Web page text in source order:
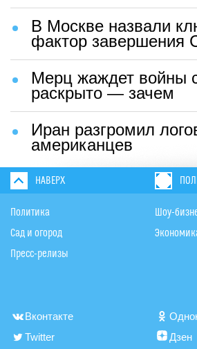
В Москве назвали
фактор завершения
Мерц жаждет войны
раскрыто — зачем
Иран разгромил
американцев
НАВЕРХ
Политика
Сад и огород
Пресс-релизы
Шоу-
Вконтакте
Twitter
Дзен